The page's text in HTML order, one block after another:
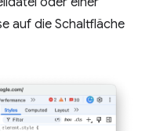
auf die Schaltfläche